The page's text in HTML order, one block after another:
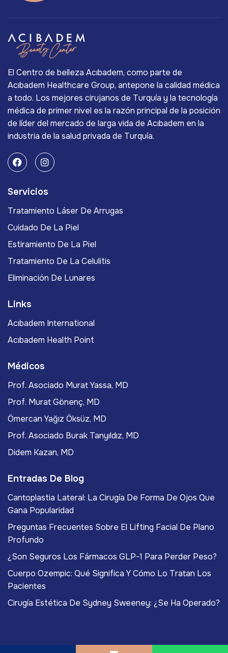
El Centro de belleza Acıbadem, como parte de
Acıbadem Healthcare Group, antepone la calidad médica
a todo. Los mejores cirujanos de Turquía y la tecnología
médica de primer nivel es la razón principal de la posición
de líder del mercado de larga vida de Acıbadem en la
industria de la salud privada de Turquía.
Servicios
Tratamiento Láser De Arrugas
Cuidado De La Piel
Estiramiento De La Piel
Tratamiento De La Celulitis
Eliminación De Lunares
Links
Acıbadem International
Acıbadem Health Point
Médicos
Prof. Asociado Murat Yassa, MD
Prof. Murat Gönenç, MD
Ömercan Yağız Öksüz, MD
Prof. Asociado Burak Tanyıldız, MD
Didem Kazan, MD
Entradas De Blog
Cantoplastia Lateral: La Cirugía De Forma De Ojos Que
Gana Popularidad
Preguntas Frecuentes Sobre El Lifting Facial De Plano
Profundo
¿Son Seguros Los Fármacos GLP-1 Para Perder Peso?
Cuerpo Ozempic: Qué Significa Y Cómo Lo Tratan Los
Pacientes
Cirugía Estética De Sydney Sweeney: ¿Se Ha Operado?